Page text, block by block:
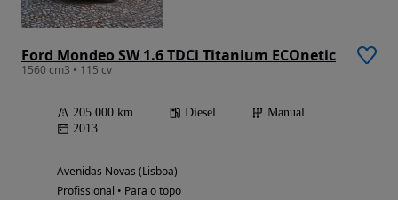
Ford Mondeo SW 1.6 TDCi Titanium ECOnetic
1560 cm3 • 115 cv
205 000 km Diesel
Manual
2013
Avenidas Novas (Lisboa)
Profissional • Para o topo